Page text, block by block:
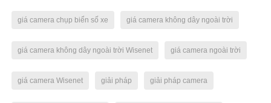
giá camera chụp biển số xe giá camera không dây ngoài trời
giá camera không dây ngoài trời Wisenet giá camera ngoài trời
giá camera Wisenet giải pháp giải pháp camera